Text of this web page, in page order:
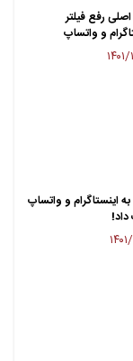
رفع فیلتر
و واتساپ
۱۳
به اینستاگرام و واتساپ
۹/۱۶